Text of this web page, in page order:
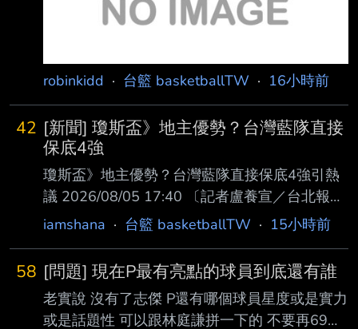
籃球X旅遊 一條龍的計
robinkidd · 台籃 basketballTW · 16小時前
42 [新聞] 瓊斯盃》地主優勢？台灣藍隊直接
保底4強
瓊斯盃》地主優勢？台灣藍隊直接保底4強引熱
議 2026/08/05 17:40 〔記者盧養宣／台北報
導〕第45屆威廉瓊斯盃國際籃球邀請賽即將在新
制，其中藍隊直接保送4強的制度引發討論。 本
屆男子組在8月14日至23日率先登場，男子組共
有8隊參賽，包括台灣藍、台灣白、日本 、南
iamshana · 台籃 basketballTW · 15小時前
58 [問題] 現在P最有亮點的球員到底還有誰
老實說 沒有了志傑 P還有哪個球員星度或是實力
或是話題性 可以跟林庭謙拼一下的 不要再69了